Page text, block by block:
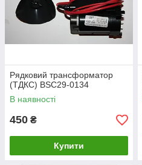
Рядковий трансформатор
(ТДКС) BSC29-0134
В наявності
450 ₴
Купити